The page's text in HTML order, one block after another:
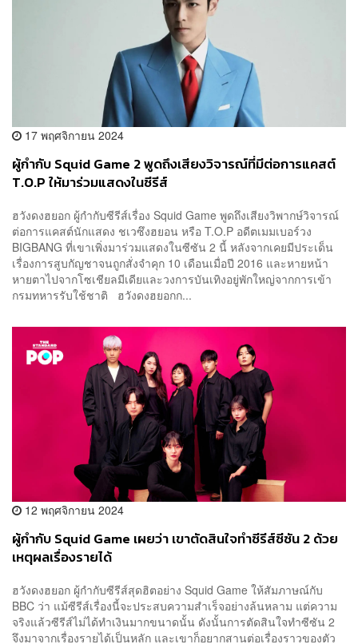
17 พฤศจิกายน 2024
ผู้กำกับ Squid Game 2 พูดถึงเสียงวิจารณ์ที่มีต่อการแคสต์
T.O.P ให้มาร่วมแสดงในซีรีส์
ฮวังดงฮยอก ผู้กำกับซีรีส์เรื่อง Squid Game พูดถึงเสียงวิพากษ์วิจารณ์
ต่อการแคสต์นักแสดง ชเวซึงฮยอน หรือ T.O.P อดีตเมมเบอร์วง
BIGBANG ที่เขาเพิ่งมาร่วมแสดงในซีซัน 2 นี้ หลังจากเคยมีประเด็น
เรื่องการสูบกัญชาจนถูกสั่งจำคุก 10 เดือนเมื่อปี 2016 และหายหน้า
หายตาไปจากโซเชียลมีเดียและวงการบันเทิงอยู่พักใหญ่จากการเข้า
กรมทหารรับใช้ชาติ ฮวังดงฮยอกก...
12 พฤศจิกายน 2024
ผู้กำกับ Squid Game เผยว่า เขาตัดสินใจทำซีรีส์ซีซัน 2 ด้วย
เหตุผลเรื่องรายได้
ฮวังดงฮยอก ผู้กำกับซีรีส์สุดฮิตอย่าง Squid Game ให้สัมภาษณ์กับ
BBC ว่า แม้ซีรีส์เรื่องนี้จะประสบความสำเร็จอย่างล้นหลาม แต่ความ
จริงแล้วซีรีส์ไม่ได้ทำเงินมากขนาดนั้น ดังนั้นการตัดสินใจทำซีซัน 2
จึงมาจากเรื่องรายได้เป็นหลัก และเขาก็อยากสานต่อเรื่องราวของตัว